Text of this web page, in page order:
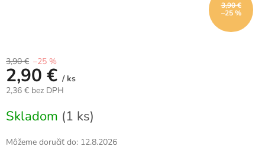
3,90 €
–25 %
3,90 € –25 %
2,90 € / ks
2,36 € bez DPH
cena:
Skladom (1 ks)
Môžeme doručiť do: 12.8.2026